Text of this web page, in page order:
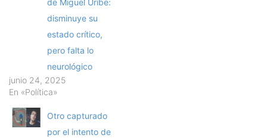
disminuye su
estado crítico,
pero falta lo
neurológico
junio 24, 2025
En «Política»
Otro capturado
por el intento de